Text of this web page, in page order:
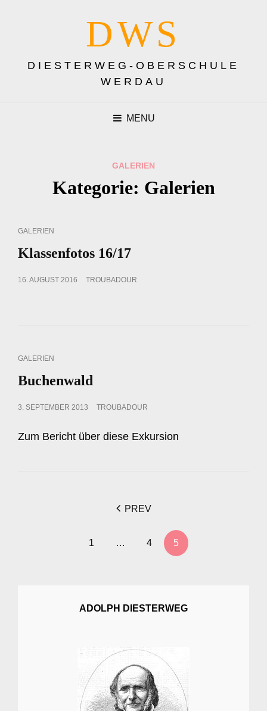
DWS
DIESTERWEG-OBERSCHULE
WERDAU
MENU
GALERIEN
Kategorie: Galerien
CAT
LINKS
GALERIEN
Klassenfotos 16/17
POSTED
16. AUGUST 2016 TROUBADOUR
CAT
GALERIEN
Buchenwald
POSTED
3. SEPTEMBER 2013 TROUBADOUR
Zum Bericht über diese Exkursion
PREV
1 … 4 5
ADOLPH DIESTERWEG